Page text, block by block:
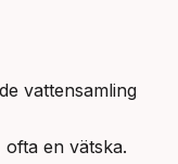
vattensamling
en vätska.